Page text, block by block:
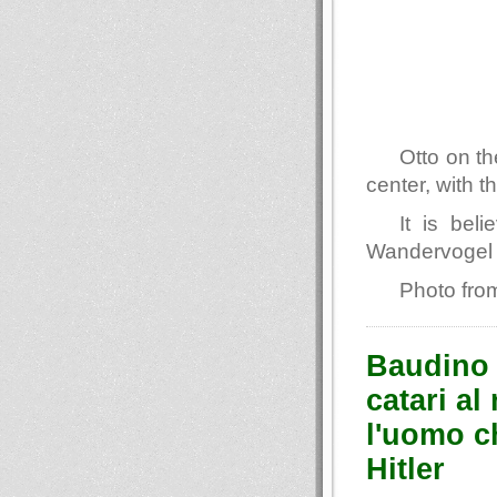
Otto on
center, with
It is
Photo
Baudino
catari al
l'uomo
Hitler